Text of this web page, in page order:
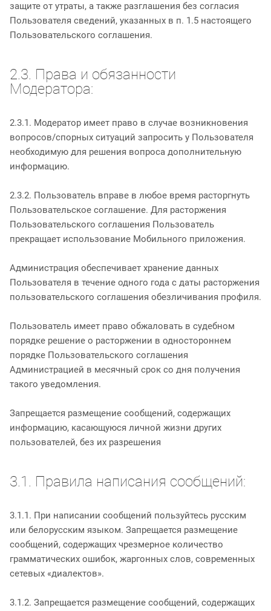
защите от утраты, а также разглашения без согласия
Пользователя сведений, указанных в п. 1.5 настоящего
Пользовательского соглашения.
2.3. Права и обязанности
Модератора:
2.3.1. Модератор имеет право в случае возникновения
вопросов/спорных ситуаций запросить у Пользователя
необходимую для решения вопроса дополнительную
информацию.
2.3.2. Пользователь вправе в любое время расторгнуть
Пользовательское соглашение. Для расторжения
Пользовательского соглашения Пользователь
прекращает использование Мобильного приложения.
Администрация обеспечивает хранение данных
Пользователя в течение одного года с даты расторжения
пользовательского соглашения обезличивания профиля.
Пользователь имеет право обжаловать в судебном
порядке решение о расторжении в одностороннем
порядке Пользовательского соглашения
Администрацией в месячный срок со дня получения
такого уведомления.
Запрещается размещение сообщений, содержащих
информацию, касающуюся личной жизни других
пользователей, без их разрешения
3.1. Правила написания сообщений:
3.1.1. При написании сообщений пользуйтесь русским
или белорусским языком. Запрещается размещение
сообщений, содержащих чрезмерное количество
грамматических ошибок, жаргонных слов, современных
сетевых «диалектов».
3.1.2. Запрещается размещение сообщений, содержащих